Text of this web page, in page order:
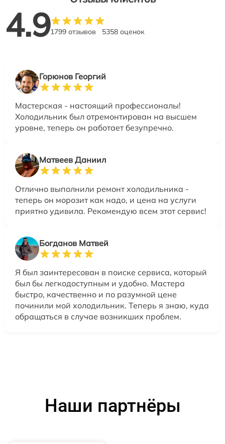
4.91799 отзывов 5358 оценок
Горюнов Георгий
Мастерская - настоящий профессионалы!
Холодильник был отремонтирован на высшем
уровне, теперь он работает безупречно.
Матвеев Даниил
Отлично выполнили ремонт холодильника -
теперь он морозит как надо, и цена на услуги
приятно удивила. Рекомендую всем этот сервис!
Богданов Матвей
Я был заинтересован в поиске сервиса, который
был бы легкодоступным и удобно. Мастера
быстро, качественно и по разумной цене
починили мой холодильник. Теперь я знаю, куда
обращаться в случае возникших проблем.
Наши партнёры